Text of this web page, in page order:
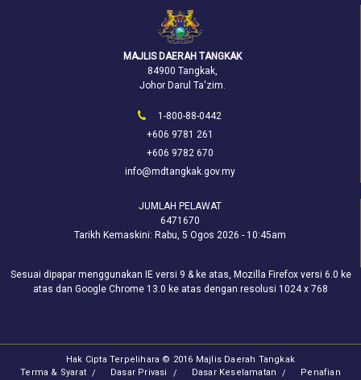
MAJLIS DAERAH TANGKAK
84900 Tangkak,
Johor Darul Ta'zim.
1-800-88-0442
+606 9781 261
+606 9782 670
info@mdtangkak.gov.my
JUMLAH PELAWAT
6471670
Tarikh Kemaskini: Rabu, 5 Ogos 2026 - 10:45am
Sesuai dipapar menggunakan IE versi 9 & ke atas, Mozilla Firefox versi 6.0 ke
atas dan Google Chrome 13.0 ke atas dengan resolusi 1024 x 768
Hak Cipta Terpelihara © 2016 Majlis Daerah Tangkak
Terma & Syarat
Dasar Privasi Dasar Keselamatan Penafian